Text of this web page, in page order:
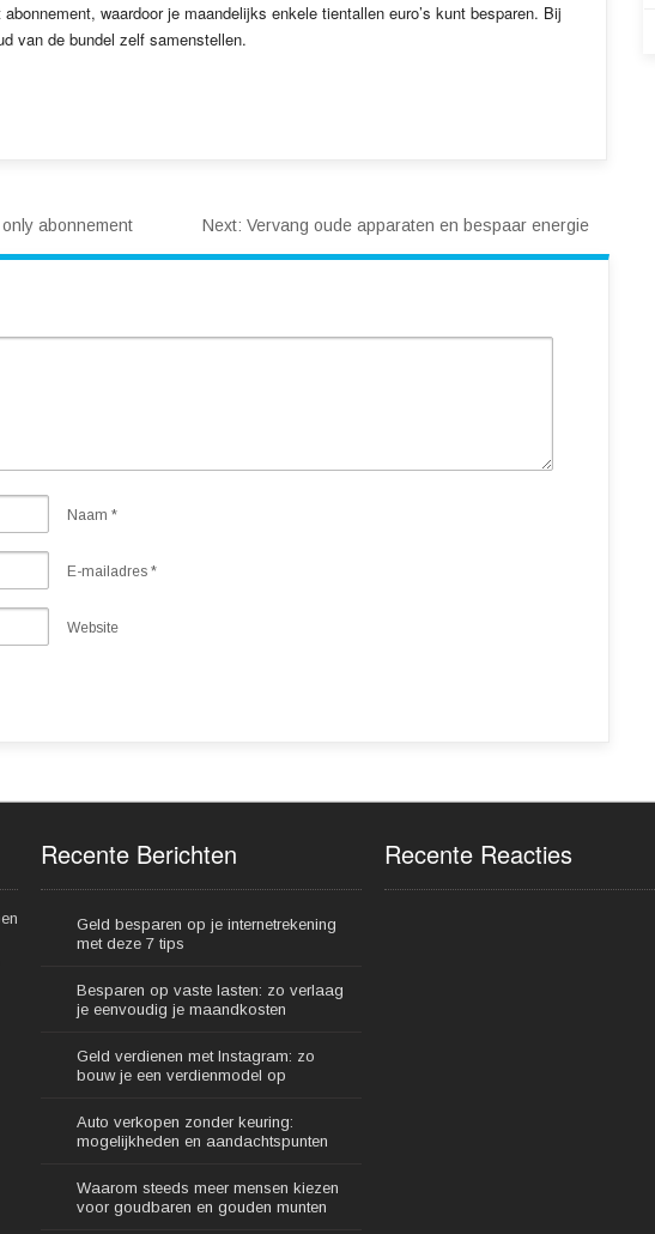
waardoor je maandelijks enkele tientallen euro’s kunt besparen. Bij
van de bundel zelf samenstellen.
abonnement Next: Vervang oude apparaten en bespaar energie
Naam *
E-mailadres *
Website
Recente Berichten
Geld besparen op je internetrekening
met deze 7 tips
Besparen op vaste lasten: zo verlaag
je eenvoudig je maandkosten
Geld verdienen met Instagram: zo
bouw je een verdienmodel op
Auto verkopen zonder keuring:
mogelijkheden en aandachtspunten
Waarom steeds meer mensen kiezen
voor goudbaren en gouden munten
Recente Reacties